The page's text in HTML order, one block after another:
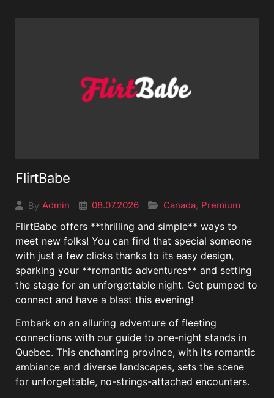
FlirtBabe
By Admin 08.07.2026 Canada, Premium
FlirtBabe offers **thrilling and simple** ways to
meet new folks! You can find that special someone
with just a few clicks thanks to its easy design,
sparking your **romantic adventures** and setting
the stage for an unforgettable night. Get pumped to
connect and have a blast this evening!
Embark on an alluring adventure of fleeting
connections with our guide to one-night stands in
Quebec. This enchanting province, with its romantic
ambiance and diverse landscapes, sets the scene
for unforgettable, no-strings-attached encounters.